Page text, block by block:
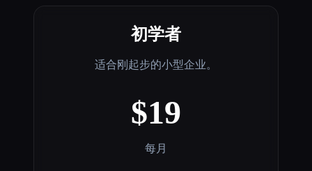
初学者
适合刚起步的小型企业。
$19
每月